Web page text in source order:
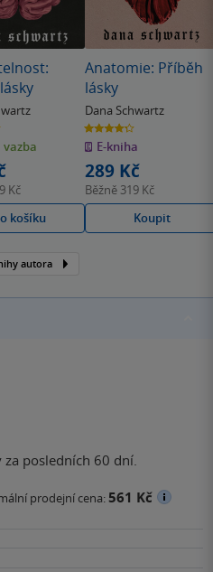
vazba
Kč
košíku
Anatomie: Příběh
lásky
Dana Schwartz
4.3
z
5
hvězdiček
E-kniha
289 Kč
Běžně 319 Kč
Koupit
autora
posledních 60 dní.
prodejní cena:561 Kč